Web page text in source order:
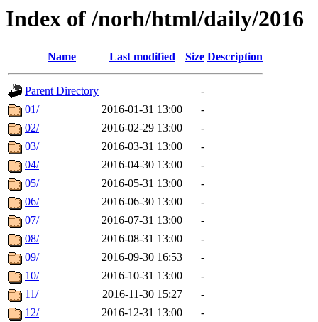
Index of /norh/html/daily/2016
Name Last modified Size Description
Parent Directory
-
01/
2016-01-31 13:00
-
02/
2016-02-29 13:00
-
03/
2016-03-31 13:00
-
04/
2016-04-30 13:00
-
05/
2016-05-31 13:00
-
06/
2016-06-30 13:00
-
07/
2016-07-31 13:00
-
08/
2016-08-31 13:00
-
09/
2016-09-30 16:53
-
10/
2016-10-31 13:00
-
11/
2016-11-30 15:27
-
12/
2016-12-31 13:00 -